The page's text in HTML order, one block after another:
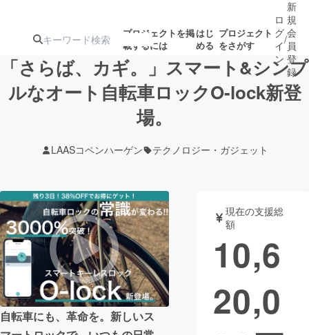
プロジェクトを掲
載するには
はじ
める
プロジェクト
をさがす
注目の新着プロ
テクノロジー・ガジェット
映像・映画 書籍・雑誌
ビジネス・起業 チャレンジ
ロ
グ
イ
ン
/
新
規
会
員
登
録
「さらば、カギ。」スマート&シンプ
ルなオート自転車ロックO-lock新登
場。
LAASコペンハーゲン テクノロジー・ガジェット
自転車にも、革命を。新しいス
現在の支援総
額
10,6
20,0